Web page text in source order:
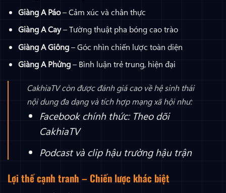
Giàng A Páo– Cảm xúc và chân thực
Giàng A Cay– Tường thuật pha bóng cao trào
Giàng A Giông– Góc nhìn chiến lược toàn diện
Giàng A Phửng– Bình luận trẻ trung, hiện đại
CakhiaTV còn được đánh giá cao về hệ sinh thái
nội dung đa dạng và tích hợp mạng xã hội như:
Facebook chính thức: Theo dõi
CakhiaTV
Podcast và clip hậu trường hậu trận
Lợi thế cạnh tranh – Chiến lược khác biệt